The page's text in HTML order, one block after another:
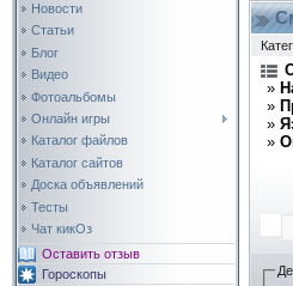
Новости
Статьи
Блог
Видео
Фотоальбомы
Онлайн игры
Каталог файлов
Каталог сайтов
Доска объявлений
Тесты
Чат кикОз
Оставить отзыв
Гороскопы
»
»
»
»